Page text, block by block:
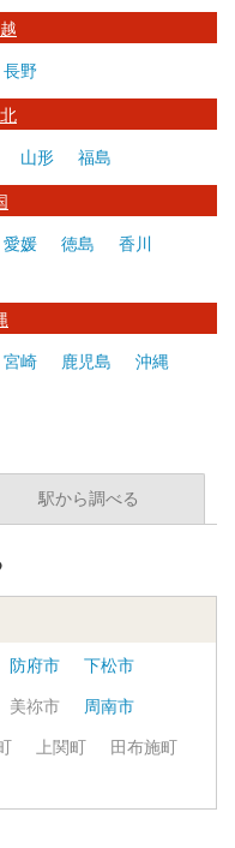
長野
山形 福島
愛媛 徳島
香川
宮崎 鹿児島 沖縄
駅から調べる
防府市 下松市
美祢市 周南市
上関町 田布施町